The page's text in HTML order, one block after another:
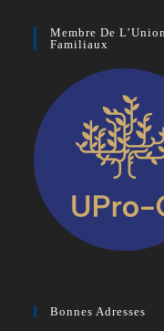
Membre De
Familiaux
Bonnes Adresses